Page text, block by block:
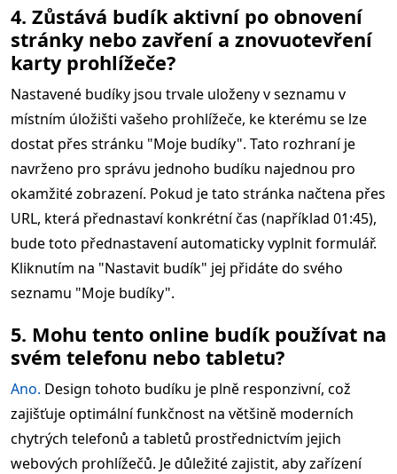
4. Zůstává budík aktivní po obnovení
stránky nebo zavření a znovuotevření
karty prohlížeče?
Nastavené budíky jsou trvale uloženy v seznamu v
místním úložišti vašeho prohlížeče, ke kterému se lze
dostat přes stránku "Moje budíky". Tato rozhraní je
navrženo pro správu jednoho budíku najednou pro
okamžité zobrazení. Pokud je tato stránka načtena přes
URL, která přednastaví konkrétní čas (například 01:45),
bude toto přednastavení automaticky vyplnit formulář.
Kliknutím na "Nastavit budík" jej přidáte do svého
seznamu "Moje budíky".
5. Mohu tento online budík používat na
svém telefonu nebo tabletu?
Ano. Design tohoto budíku je plně responzivní, což
zajišťuje optimální funkčnost na většině moderních
chytrých telefonů a tabletů prostřednictvím jejich
webových prohlížečů. Je důležité zajistit, aby zařízení